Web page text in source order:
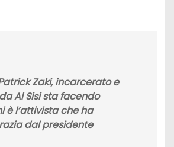
Zaki, incarcerato e
Al Sisi sta facendo
è l’attivista che ha
dal presidente